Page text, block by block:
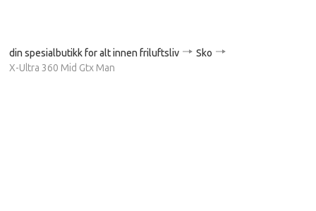
din spesialbutikk for alt innen friluftsliv
Sko
X-Ultra 360 Mid Gtx Man